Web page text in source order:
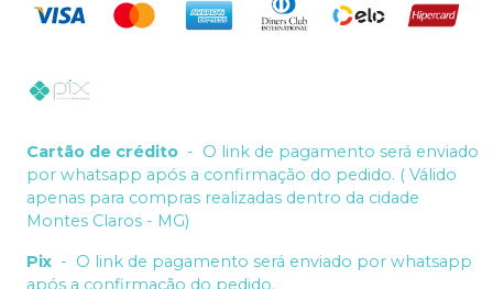
Cartão de crédito - O link de pagamento será enviado
por whatsapp após a confirmação do pedido. ( Válido
apenas para compras realizadas dentro da cidade
Montes Claros - MG)
Pix - O link de pagamento será enviado por whatsapp
após a confirmação do pedido.